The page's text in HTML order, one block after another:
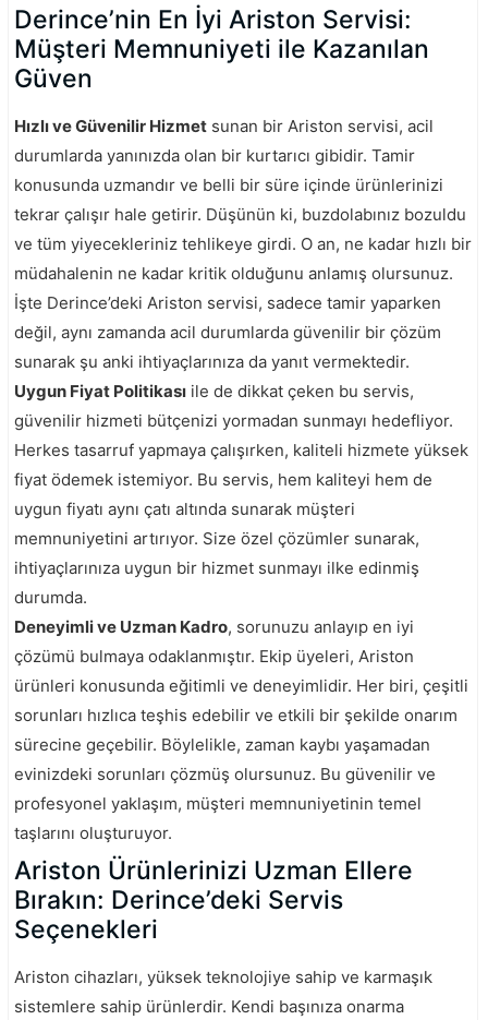
Derince’nin En İyi Ariston Servisi:
Müşteri Memnuniyeti ile Kazanılan
Güven
Hızlı ve Güvenilir Hizmet sunan bir Ariston servisi, acil
durumlarda yanınızda olan bir kurtarıcı gibidir. Tamir
konusunda uzmandır ve belli bir süre içinde ürünlerinizi
tekrar çalışır hale getirir. Düşünün ki, buzdolabınız bozuldu
ve tüm yiyecekleriniz tehlikeye girdi. O an, ne kadar hızlı bir
müdahalenin ne kadar kritik olduğunu anlamış olursunuz.
İşte Derince’deki Ariston servisi, sadece tamir yaparken
değil, aynı zamanda acil durumlarda güvenilir bir çözüm
sunarak şu anki ihtiyaçlarınıza da yanıt vermektedir.
Uygun Fiyat Politikası ile de dikkat çeken bu servis,
güvenilir hizmeti bütçenizi yormadan sunmayı hedefliyor.
Herkes tasarruf yapmaya çalışırken, kaliteli hizmete yüksek
fiyat ödemek istemiyor. Bu servis, hem kaliteyi hem de
uygun fiyatı aynı çatı altında sunarak müşteri
memnuniyetini artırıyor. Size özel çözümler sunarak,
ihtiyaçlarınıza uygun bir hizmet sunmayı ilke edinmiş
durumda.
Deneyimli ve Uzman Kadro, sorunuzu anlayıp en iyi
çözümü bulmaya odaklanmıştır. Ekip üyeleri, Ariston
ürünleri konusunda eğitimli ve deneyimlidir. Her biri, çeşitli
sorunları hızlıca teşhis edebilir ve etkili bir şekilde onarım
sürecine geçebilir. Böylelikle, zaman kaybı yaşamadan
evinizdeki sorunları çözmüş olursunuz. Bu güvenilir ve
profesyonel yaklaşım, müşteri memnuniyetinin temel
taşlarını oluşturuyor.
Ariston Ürünlerinizi Uzman Ellere
Bırakın: Derince’deki Servis
Seçenekleri
Ariston cihazları, yüksek teknolojiye sahip ve karmaşık
sistemlere sahip ürünlerdir. Kendi başınıza onarma